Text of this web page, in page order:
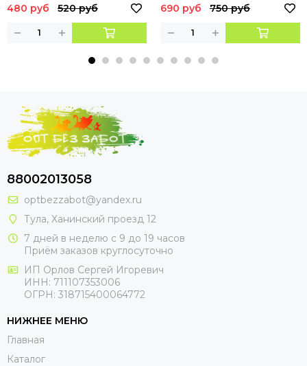
480 руб 520 руб 690 руб 750 руб
88002013058
optbezzabot@yandex.ru
Тула, Ханинский проезд 12
7 дней в неделю с 9 до 19 часов
Приём заказов круглосуточно
ИП Орлов Сергей Игоревич
ИНН: 711107353006
ОГРН: 318715400064772
НИЖНЕЕ МЕНЮ
Главная
Каталог